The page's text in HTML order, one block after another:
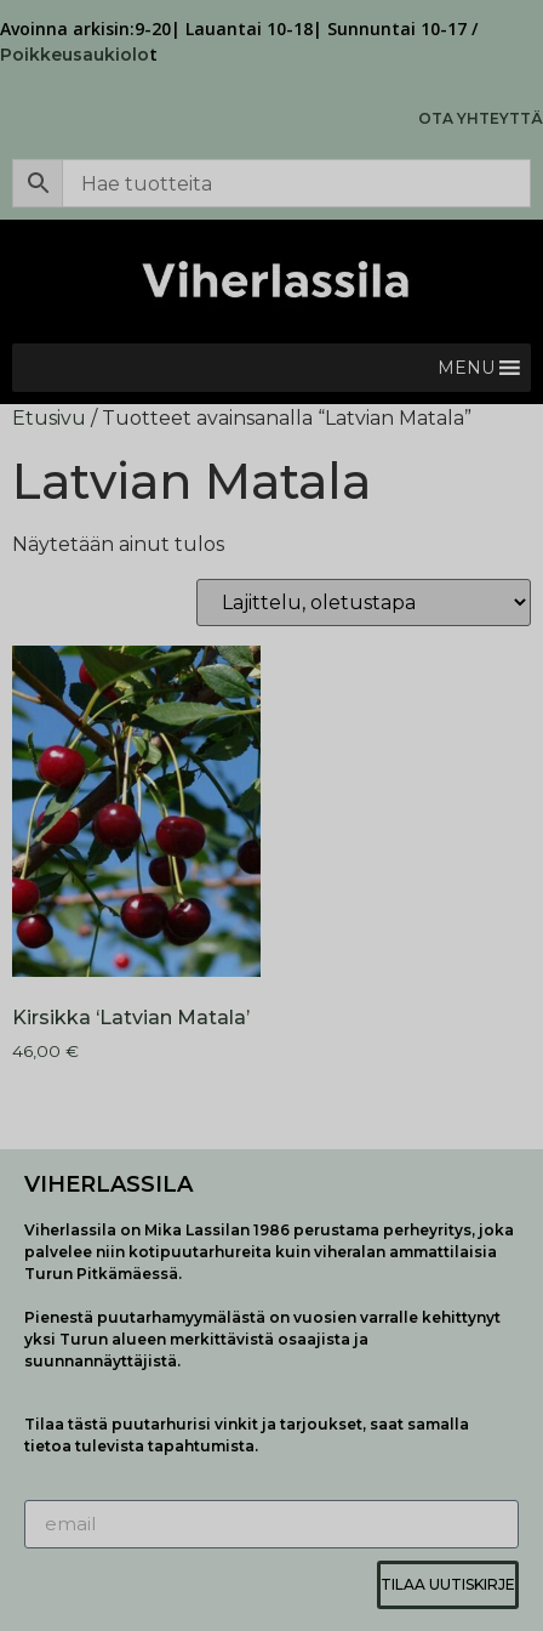
Avoinna arkisin:9-20| Lauantai 10-18| Sunnuntai 10-17 /
Poikkeusaukiolot
OTA YHTEYTTÄ
MENU
Etusivu / Tuotteet avainsanalla “Latvian Matala”
Latvian Matala
Näytetään ainut tulos
Kirsikka ‘Latvian Matala’
46,00 €
VIHERLASSILA
Viherlassila on Mika Lassilan 1986 perustama perheyritys, joka
palvelee niin kotipuutarhureita kuin viheralan ammattilaisia
Turun Pitkämäessä.
Pienestä puutarhamyymälästä on vuosien varralle kehittynyt
yksi Turun alueen merkittävistä osaajista ja
suunnannäyttäjistä.
Tilaa tästä puutarhurisi vinkit ja tarjoukset, saat samalla
tietoa tulevista tapahtumista.
TILAA UUTISKIRJE